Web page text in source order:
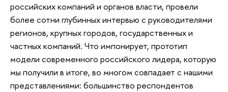
российских компаний и органов власти, провели
более сотни глубинных интервью с руководителями
регионов, крупных городов, государственных и
частных компаний. Что импонирует, прототип
модели современного российского лидера, которую
мы получили в итоге, во многом совпадает с нашими
представлениями: большинство респондентов